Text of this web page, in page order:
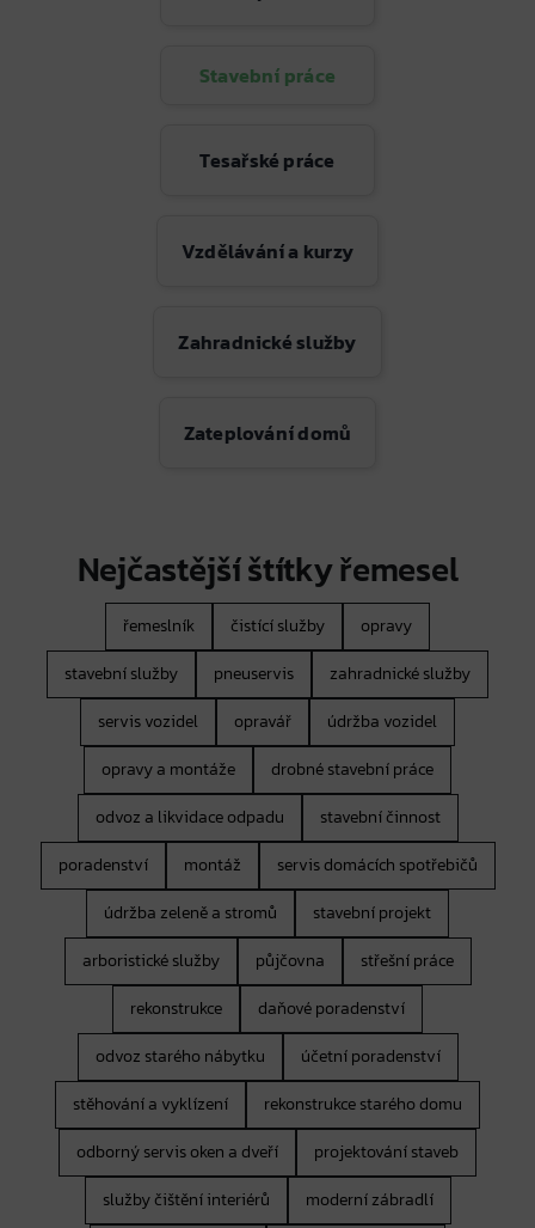
Stavební práce
Tesařské práce
Vzdělávání a kurzy
Zahradnické služby
Zateplování domů
Nejčastější štítky řemesel
řemeslník čistící služby
opravy
stavební služby
pneuservis
zahradnické služby
servis vozidel
opravář
údržba vozidel
opravy a montáže
drobné stavební práce
odvoz a likvidace odpadu
stavební činnost
poradenství
montáž
servis domácích spotřebičů
údržba zeleně a stromů
stavební projekt
arboristické služby
půjčovna
střešní práce
rekonstrukce
daňové poradenství
odvoz starého nábytku
účetní poradenství
stěhování a vyklízení
rekonstrukce starého domu
odborný servis oken a dveří
projektování staveb
služby čištění interiérů
moderní zábradlí